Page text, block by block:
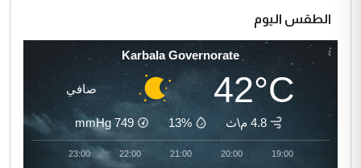
الطقس اليوم
Karbala Governorate
42°C صافي
4.8 م\ث 13%
749
mmHg
19:00
20:00
21:00
22:00
23:00